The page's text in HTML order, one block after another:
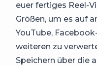
euer fertiges Reel-
Größen, um es auf
YouTube,
weiteren zu
Speichern über die